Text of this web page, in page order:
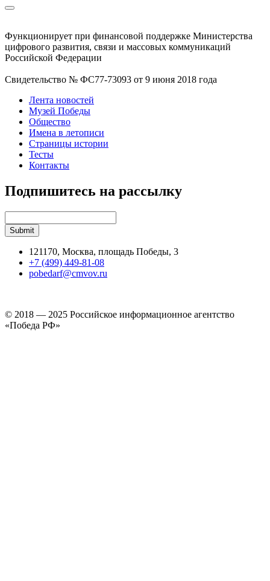
Функционирует при финансовой поддержке Министерства
цифрового развития, связи и массовых коммуникаций
Российской Федерации
Свидетельство № ФС77-73093 от 9 июня 2018 года
Лента новостей
Музей Победы
Общество
Имена в летописи
Страницы истории
Тесты
Контакты
Подпишитесь на рассылку
121170, Москва, площадь Победы, 3
+7 (499) 449-81-08
pobedarf@cmvov.ru
© 2018 — 2025 Российское информационное агентство
«Победа РФ»